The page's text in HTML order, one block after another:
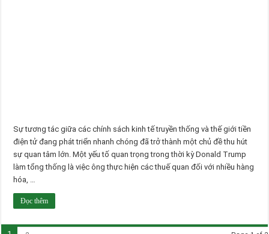
Sự tương tác giữa các chính sách kinh tế truyền thống và thế giới tiền
điện tử đang phát triển nhanh chóng đã trở thành một chủ đề thu hút
sự quan tâm lớn. Một yếu tố quan trọng trong thời kỳ Donald Trump
làm tổng thống là việc ông thực hiện các thuế quan đối với nhiều hàng
hóa, …
Đọc thêm